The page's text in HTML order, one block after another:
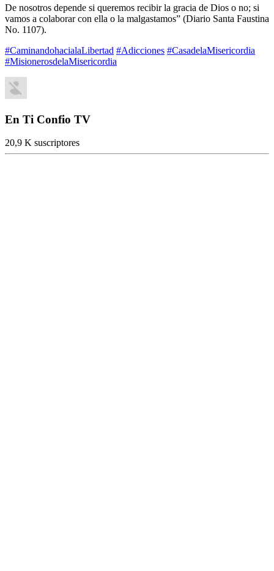
De nosotros depende si queremos recibir la gracia de Dios o no; si
vamos a colaborar con ella o la malgastamos” (Diario Santa Faustina
No. 1107).
#CaminandohacialaLibertad #Adicciones #CasadelaMisericordia
#MisionerosdelaMisericordia
En Ti Confio TV
20,9 K suscriptores